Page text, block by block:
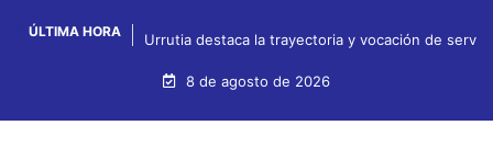
ÚLTIMA HORA Urrutia destaca la trayectoria y vocación de
8 de agosto de 2026